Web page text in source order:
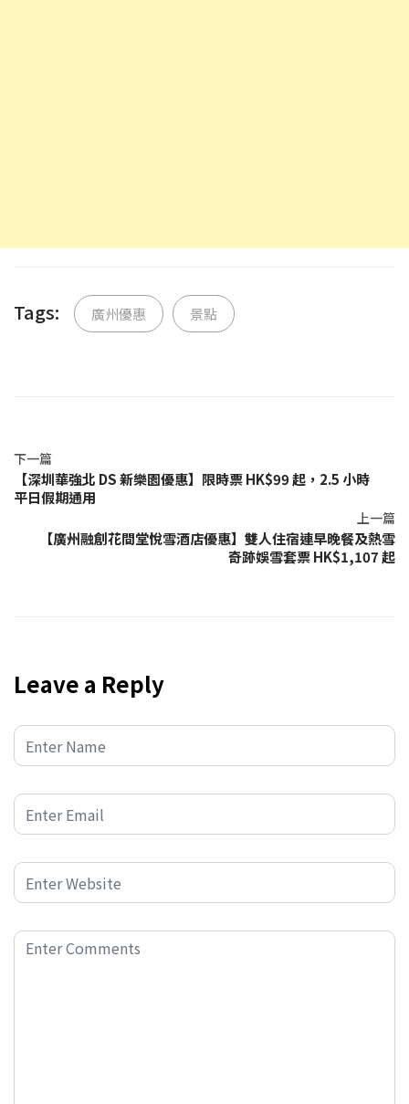
Tags: 廣州優惠 景點
下一篇
【深圳華強北 DS 新樂園優惠】限時票 HK$99 起，2.5 小時
平日假期通用
上一篇
【廣州融創花間堂悅雪酒店優惠】雙人住宿連早晚餐及熱雪
奇跡娛雪套票 HK$1,107 起
Leave a Reply